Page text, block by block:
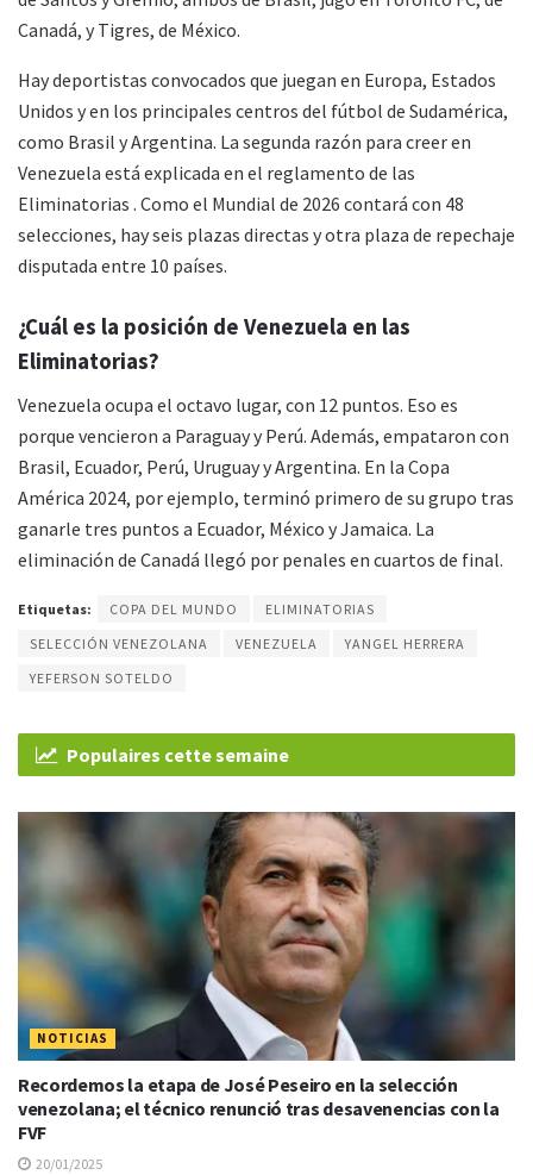
Canadá, y Tigres, de México.
Hay deportistas convocados que juegan en Europa, Estados
Unidos y en los principales centros del fútbol de Sudamérica,
como Brasil y Argentina. La segunda razón para creer en
Venezuela está explicada en el reglamento de las
Eliminatorias . Como el Mundial de 2026 contará con 48
selecciones, hay seis plazas directas y otra plaza de repechaje
disputada entre 10 países.
¿Cuál es la posición de Venezuela en las
Eliminatorias?
Venezuela ocupa el octavo lugar, con 12 puntos. Eso es
porque vencieron a Paraguay y Perú. Además, empataron con
Brasil, Ecuador, Perú, Uruguay y Argentina. En la Copa
América 2024, por ejemplo, terminó primero de su grupo tras
ganarle tres puntos a Ecuador, México y Jamaica. La
eliminación de Canadá llegó por penales en cuartos de final.
Etiquetas: COPA DEL MUNDO
ELIMINATORIAS
SELECCIÓN VENEZOLANA
VENEZUELA
YANGEL HERRERA
YEFERSON SOTELDO
Populaires cette semaine
NOTICIAS
Recordemos la etapa de José Peseiro en la selección
venezolana; el técnico renunció tras desavenencias con la
FVF
20/01/2025